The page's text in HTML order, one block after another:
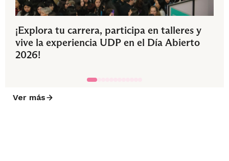
¡Explora tu carrera, participa en talleres y
vive la experiencia UDP en el Día Abierto
2026!
Ver más